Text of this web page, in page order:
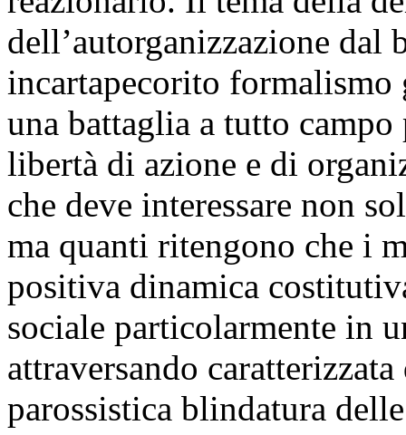
dell’autorganizzazione dal
incartapecorito formalismo
una battaglia a tutto
libertà di azione e di
che deve interessare non
ma quanti ritengono che i
positiva dinamica
sociale particolarmente in
attraversando
parossistica blindatura